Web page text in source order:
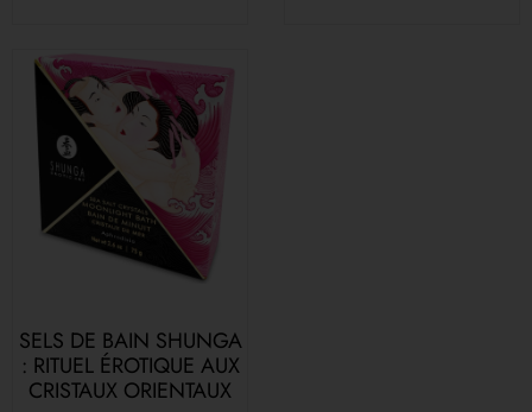
SELS DE BAIN SHUNGA
: RITUEL ÉROTIQUE AUX
CRISTAUX ORIENTAUX